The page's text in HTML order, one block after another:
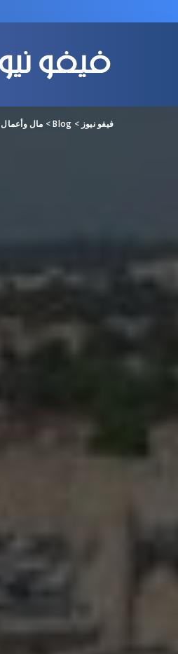
فيفو نيوز >
Blog
> مال وأعمال